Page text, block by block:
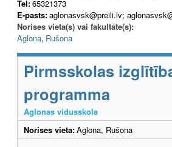
Tel:65321373
E-pasts:aglonasvsk@preili.lv;
Norises vieta(s) vai fakultāte(s):
Aglona, Rušona
Pirmsskolas
programma
Aglonas vidusskola
Norises vieta:Aglona, Rušona